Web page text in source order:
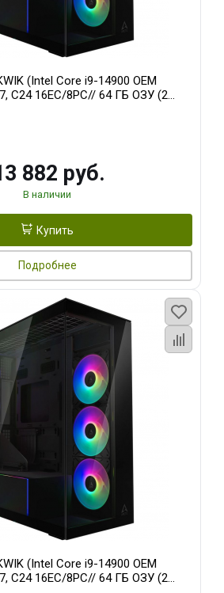
(Intel Core i9-14900 OEM
C24 16EC/8PC// 64 ГБ ОЗУ (2
24GB GDDR6X 384-Bit 3xDP
882 руб.
В наличии
Купить
Подробнее
(Intel Core i9-14900 OEM
C24 16EC/8PC// 64 ГБ ОЗУ (2